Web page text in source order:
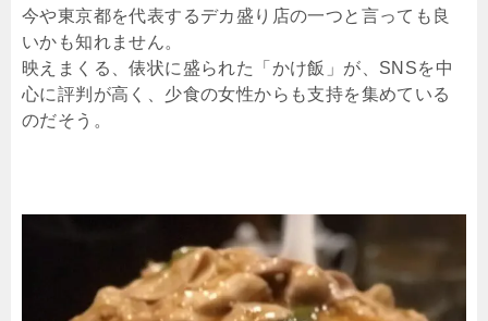
今や東京都を代表するデカ盛り店の一つと言っても良
いかも知れません。
映えまくる、俵状に盛られた「かけ飯」が、SNSを中
心に評判が高く、少食の女性からも支持を集めている
のだそう。